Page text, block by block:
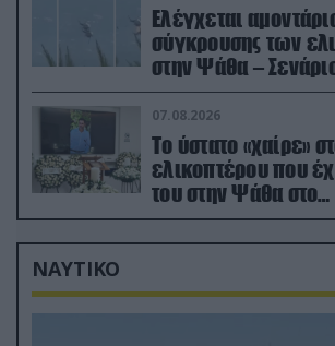
Ελέγχεται
σύγκρουσης των
στην Ψάθα –
ελικόπτερο
07.08.2026
Το ύστατο «χαίρε»
ελικοπτέρου που
του στην Ψάθα στο
αποτεφρωτήριο
ΝΑΥΤΙΚΟ